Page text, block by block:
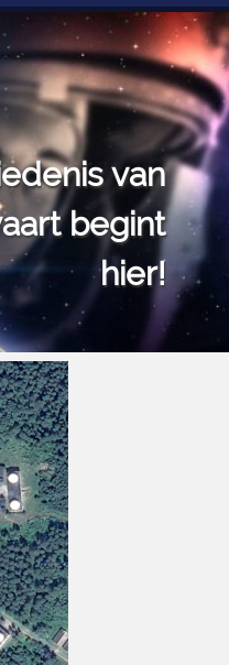
van
begint
hier!